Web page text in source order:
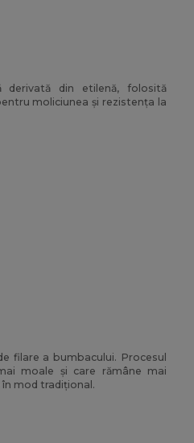
din etilenă, folosită
moliciunea și rezistența la
filare a bumbacului. Procesul
moale și care rămâne mai
mod tradițional.